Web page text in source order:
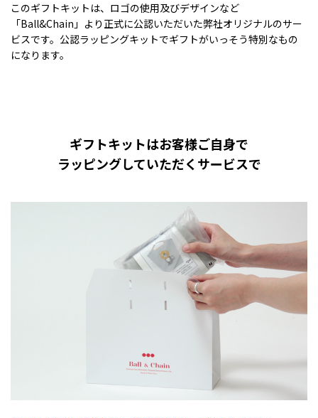
このギフトキットは、ロゴの使用及びデザインなど
「Ball&Chain」より正式に公認いただいた弊社オリジナルのサー
ビスです。公認ラッピングキットでギフトがいっそう特別なもの
になります。
ギフトキットはお客様ご自身で
ラッピングしていただくサービスで